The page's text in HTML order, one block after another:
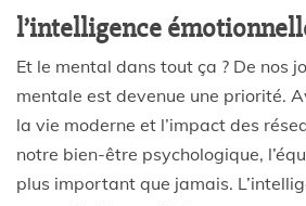
l’intelligence
Et le mental dans tout ça ? De nos
mentale est devenue une priorité.
la vie moderne et l’impact des
notre bien-être psychologique,
plus important que jamais.